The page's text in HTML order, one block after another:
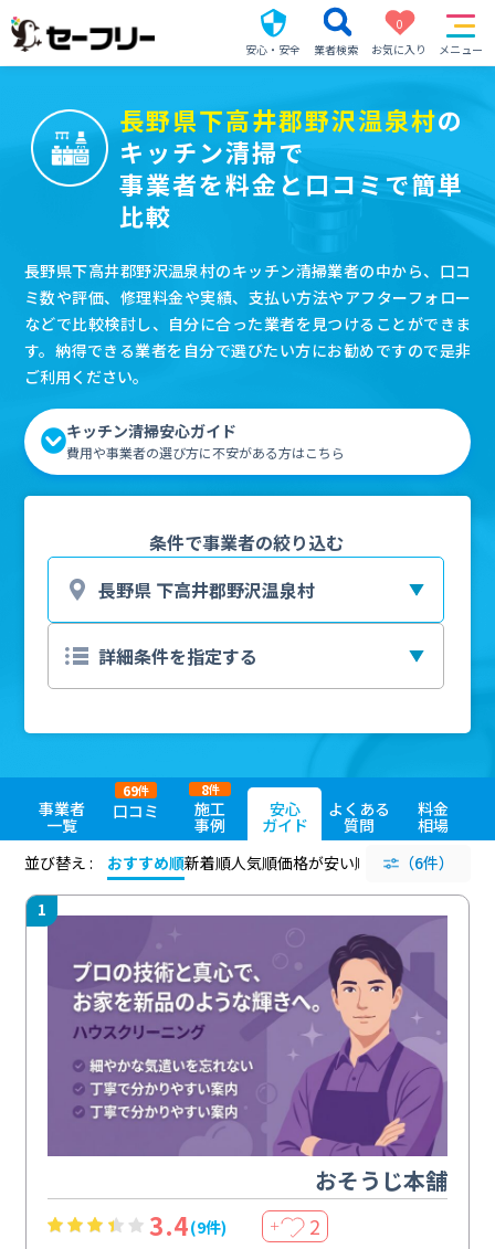
安心・安全 業者検索
0
お気に入り
メニュー
長野県下高井郡野沢温泉村の
キッチン清掃で
事業者を料金と口コミで簡単
比較
長野県下高井郡野沢温泉村のキッチン清掃業者の中から、口コ
ミ数や評価、修理料金や実績、支払い方法やアフターフォロー
などで比較検討し、自分に合った業者を見つけることができま
す。納得できる業者を自分で選びたい方にお勧めですので是非
ご利用ください。
キッチン清掃安心ガイド
費用や事業者の選び方に不安がある方はこちら
条件で事業者の絞り込む
事業者
一覧
口コミ
69件
施工
事例
8件
安心
ガイド
よくある
質問
料金
相場
並び替え :
おすすめ順新着順人気順価格が安い順 評価が高い順
（6件）
1
おそうじ本舗
3.4(9件) ＋ 2